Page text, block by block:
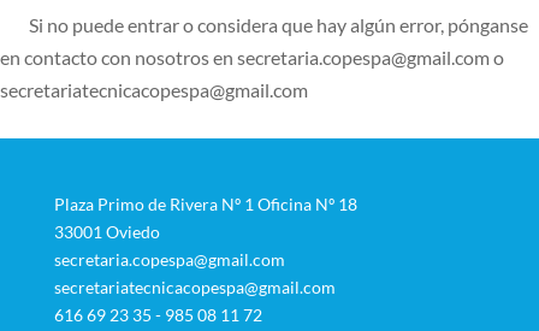
Si no puede entrar o considera que hay algún error, pónganse
en contacto con nosotros en secretaria.copespa@gmail.com o
secretariatecnicacopespa@gmail.com
Plaza Primo de Rivera Nº 1 Oficina Nº 18
33001 Oviedo
secretaria.copespa@gmail.com
secretariatecnicacopespa@gmail.com
616 69 23 35 - 985 08 11 72